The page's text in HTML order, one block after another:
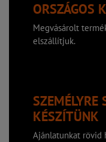
ORSZÁGOS
Megvásárolt
elszállítjuk.
SZEMÉLYRE
KÉSZÍTÜNK
Ajánlatunkat rövid